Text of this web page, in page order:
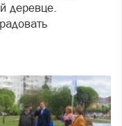
деревце.